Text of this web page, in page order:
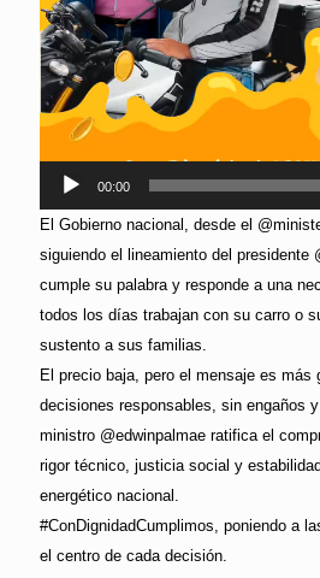
00:00
El Gobierno nacional, desde el
siguiendo el lineamiento del presidente
cumple su palabra y responde a una
todos los días trabajan con su carro o
sustento a sus familias.
El precio baja, pero el mensaje es más
decisiones responsables, sin engaños
ministro @edwinpalmae ratifica el
rigor técnico, justicia social y
energético nacional.
#ConDignidadCumplimos, poniendo a
el centro de cada decisión.